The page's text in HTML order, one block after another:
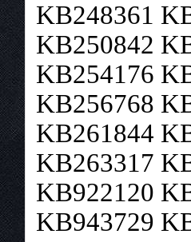
KB248361
KB250842
KB254176
KB256768
KB261844
KB263317
KB922120
KB943729